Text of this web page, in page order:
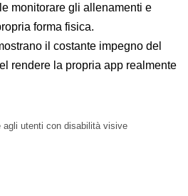
monitorare gli allenamenti e
forma fisica.
il costante impegno del
rendere la propria app realmente
agli utenti con disabilità visive